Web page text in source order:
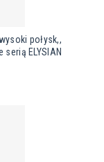
połysk,,
ELYSIAN